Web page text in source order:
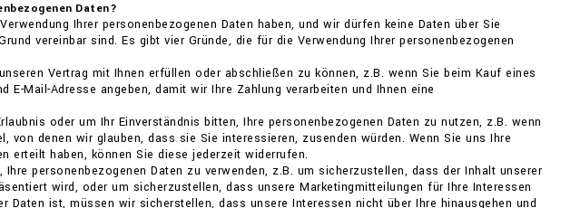
Daten?
Ihrer personenbezogenen Daten haben, und wir dürfen keine Daten über Sie
vereinbar sind. Es gibt vier Gründe, die für die Verwendung Ihrer personenbezogenen
Vertrag mit Ihnen erfüllen oder abschließen zu können, z.B. wenn Sie beim Kauf eines
Mail-Adresse angeben, damit wir Ihre Zahlung verarbeiten und Ihnen eine
oder um Ihr Einverständnis bitten, Ihre personenbezogenen Daten zu nutzen, z.B. wenn
von denen wir glauben, dass sie Sie interessieren, zusenden würden. Wenn Sie uns Ihre
erteilt haben, können Sie diese jederzeit widerrufen.
personenbezogenen Daten zu verwenden, z.B. um sicherzustellen, dass der Inhalt unserer
wird, oder um sicherzustellen, dass unsere Marketingmitteilungen für Ihre Interessen
Daten ist, müssen wir sicherstellen, dass unsere Interessen nicht über Ihre hinausgehen und